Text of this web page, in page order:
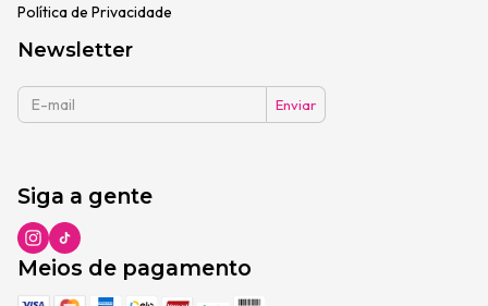
Política de Privacidade
Newsletter
Siga a gente
Meios de pagamento